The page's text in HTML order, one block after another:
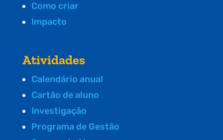
Como criar
Impacto
Atividades
Calendário anual
Cartão de aluno
Investigação
Programa de Gestão